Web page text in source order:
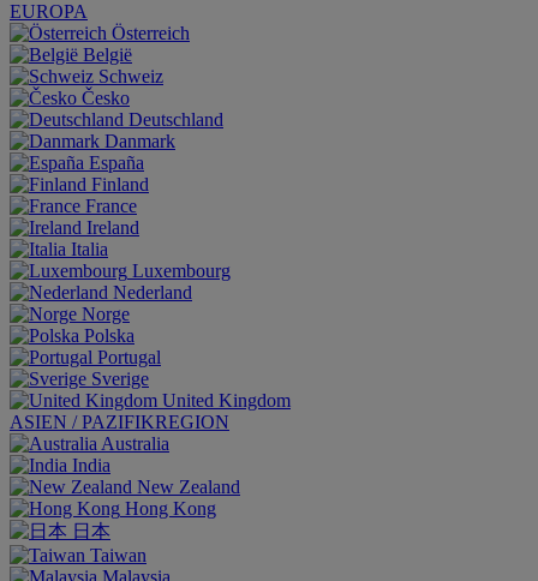
EUROPA
Österreich
België
Schweiz
Česko
Deutschland
Danmark
España
Finland
France
Ireland
Italia
Luxembourg
Nederland
Norge
Polska
Portugal
Sverige
United Kingdom
ASIEN / PAZIFIKREGION
Australia
India
New Zealand
Hong Kong
日本
Taiwan
Malaysia